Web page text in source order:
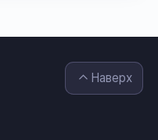
Наверх